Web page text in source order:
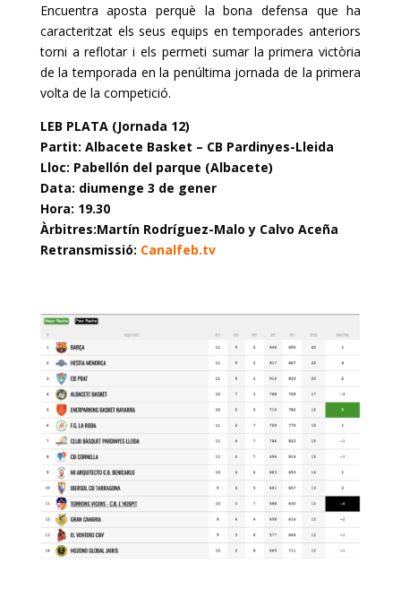
Encuentra aposta perquè la bona defensa que ha
caracteritzat els seus equips en temporades anteriors
torni a reflotar i els permeti sumar la primera victòria
de la temporada en la penúltima jornada de la primera
volta de la competició.
LEB PLATA (Jornada 12)
Partit: Albacete Basket – CB Pardinyes-Lleida
Lloc: Pabellón del parque (Albacete)
Data: diumenge 3 de gener
Hora: 19.30
Àrbitres:Martín Rodríguez-Malo y Calvo Aceña
Retransmissió: Canalfeb.tv